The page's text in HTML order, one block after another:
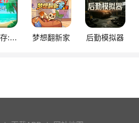
卡牌生存:热带岛屿 梦想翻新家 后勤模拟器